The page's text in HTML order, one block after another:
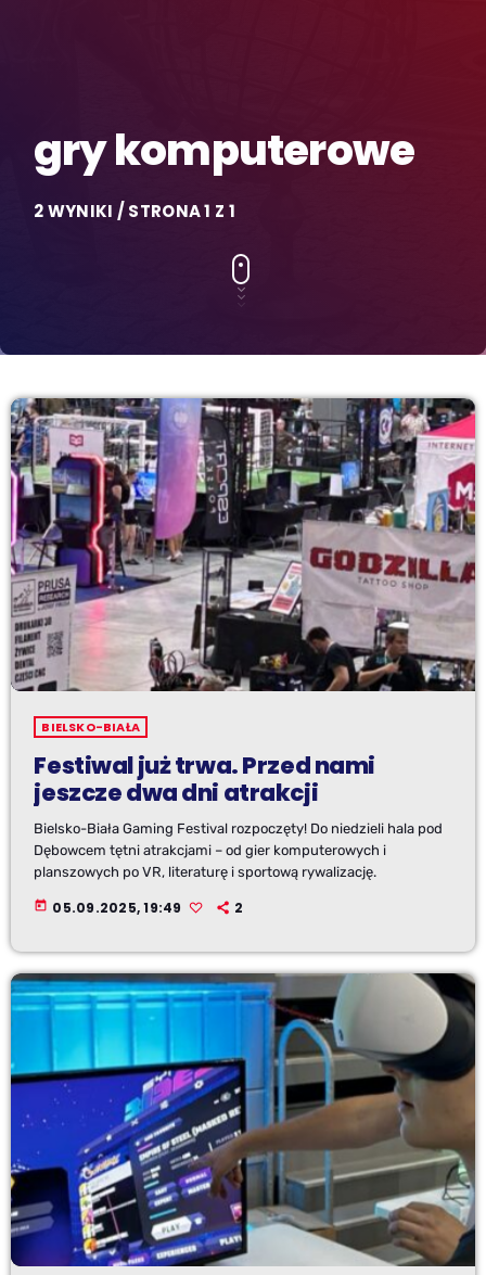
gry komputerowe
2 WYNIKI / STRONA 1 Z 1
BIELSKO-BIAŁA
Festiwal już trwa. Przed nami
jeszcze dwa dni atrakcji
Bielsko-Biała Gaming Festival rozpoczęty! Do niedzieli hala pod
Dębowcem tętni atrakcjami – od gier komputerowych i
planszowych po VR, literaturę i sportową rywalizację.
today 05.09.2025, 19:49 2